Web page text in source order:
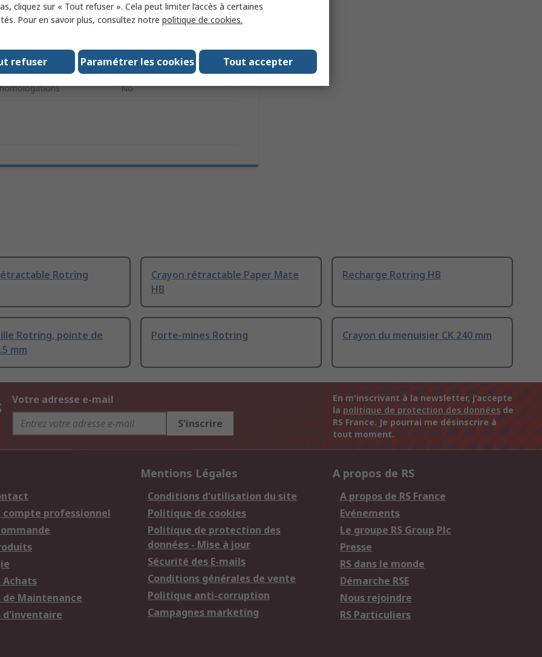
HB
baril Noir
No
Rotring
Crayon rétractable Paper Mate
HB
Recharge Rotring HB
Rotring, pointe de
mm
Porte-mines Rotring Crayon du menuisier CK 240 mm
Votre adresse e-mail
S'inscrire
En m'inscrivant à la newsletter, j'accepte
la politique de protection des données de
RS France. Je pourrai me désinscrire à
tout moment.
compte professionnel
Achats
de Maintenance
d'inventaire
Mentions Légales
Conditions d'utilisation du site
Politique de cookies
Politique de protection des
données - Mise à jour
Sécurité des E-mails
Conditions générales de vente
Politique anti-corruption
Campagnes marketing
A propos de RS
A propos de RS France
Evénements
Le groupe RS Group Plc
Presse
RS dans le monde
Démarche RSE
Nous rejoindre
RS Particuliers
cliquez sur « Tout refuser ». Cela peut limiter l’accès à certaines
Pour en savoir plus, consultez notre politique de cookies.
Tout accepter
Paramétrer les cookies
refuser